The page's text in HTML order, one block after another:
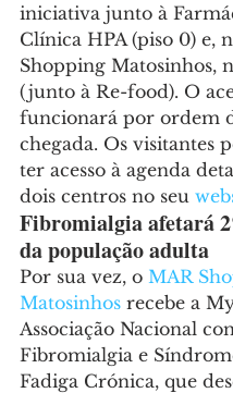
iniciativa junto à
Clínica HPA (piso 0) e,
Shopping Matosinhos,
(junto à Re-food). O
funcionará por ordem
chegada. Os visitantes
ter acesso à agenda
dois centros no seu
Fibromialgia afetará
da população adulta
Por sua vez, o MAR
Matosinhos recebe a
Associação Nacional
Fibromialgia e
Fadiga Crónica, que